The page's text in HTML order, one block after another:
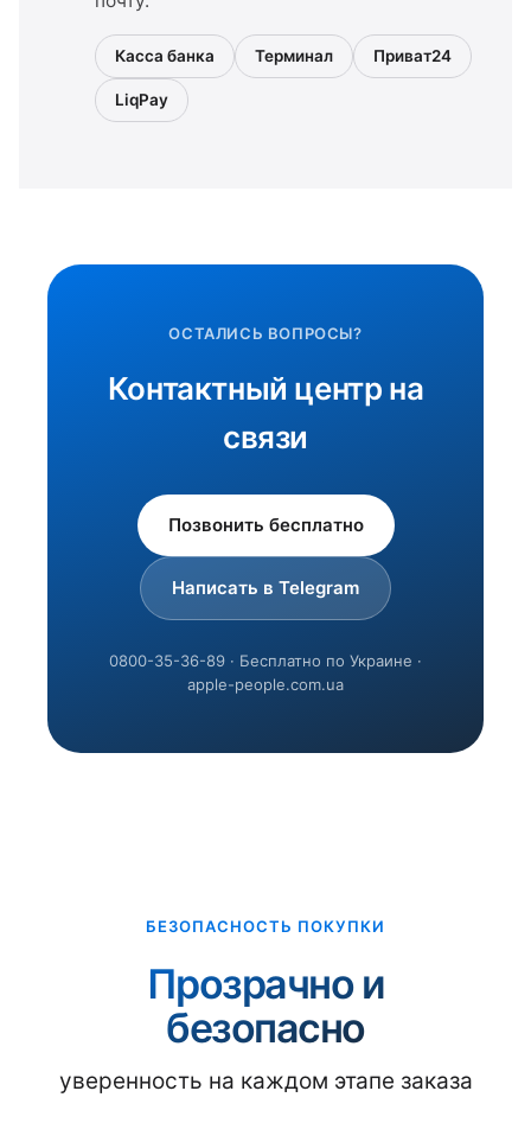
Касса банка Терминал Приват24
LiqPay
ОСТАЛИСЬ ВОПРОСЫ?
Контактный центр на
связи
Позвонить бесплатно
Написать в Telegram
0800-35-36-89 · Бесплатно по Украине ·
apple-people.com.ua
БЕЗОПАСНОСТЬ ПОКУПКИ
Прозрачно и
безопасно
уверенность на каждом этапе заказа